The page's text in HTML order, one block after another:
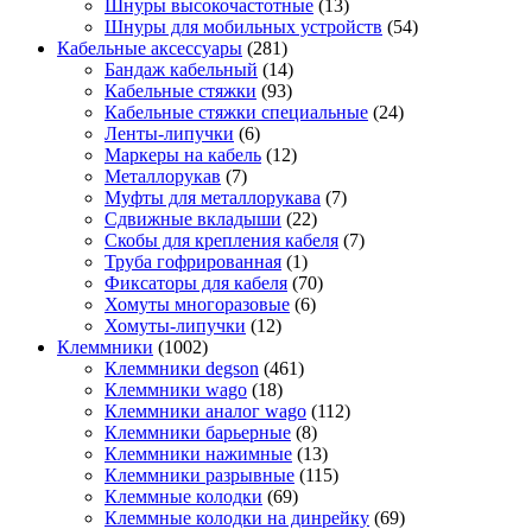
Шнуры высокочастотные (13)
Шнуры для мобильных устройств (54)
Кабельные аксессуары (281)
Бандаж кабельный (14)
Кабельные стяжки (93)
Кабельные стяжки специальные (24)
Ленты-липучки (6)
Маркеры на кабель (12)
Металлорукав (7)
Муфты для металлорукава (7)
Сдвижные вкладыши (22)
Скобы для крепления кабеля (7)
Труба гофрированная (1)
Фиксаторы для кабеля (70)
Хомуты многоразовые (6)
Хомуты-липучки (12)
Клеммники (1002)
Клеммники degson (461)
Клеммники wago (18)
Клеммники аналог wago (112)
Клеммники барьерные (8)
Клеммники нажимные (13)
Клеммники разрывные (115)
Клеммные колодки (69)
Клеммные колодки на динрейку (69)